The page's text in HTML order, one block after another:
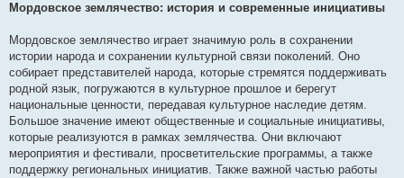
Мордовское землячество: история и современные инициативы
Мордовское землячество играет значимую роль в сохранении
истории народа и сохранении культурной связи поколений. Оно
собирает представителей народа, которые стремятся поддерживать
родной язык, погружаются в культурное прошлое и берегут
национальные ценности, передавая культурное наследие детям.
Большое значение имеют общественные и социальные инициативы,
которые реализуются в рамках землячества. Они включают
мероприятия и фестивали, просветительские программы, а также
поддержку региональных инициатив. Также важной частью работы